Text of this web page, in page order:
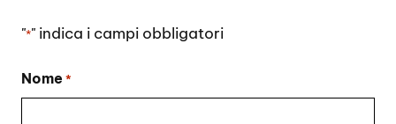
"*" indica i campi obbligatori
Nome *